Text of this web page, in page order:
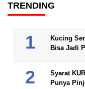
TRENDING
Kucing
Bisa Jadi
Syarat
Punya